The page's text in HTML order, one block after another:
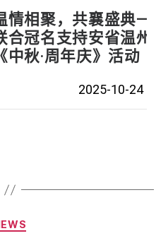
盛典——恒泰集团
温州同乡会
活动